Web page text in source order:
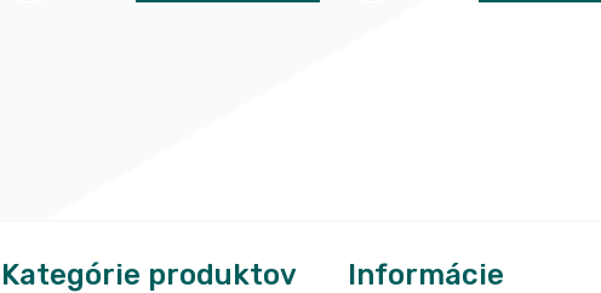
Kategórie produktov Informácie